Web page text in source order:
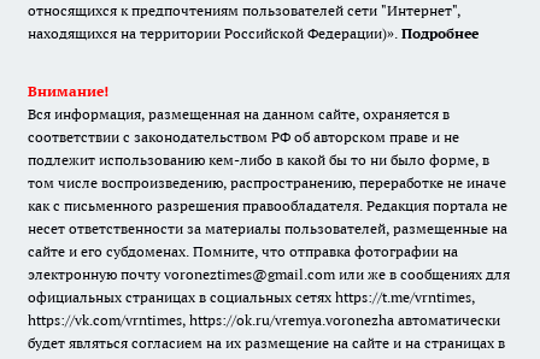
относящихся к предпочтениям пользователей сети "Интернет",
находящихся на территории Российской Федерации)». Подробнее
Внимание!
Вся информация, размещенная на данном сайте, охраняется в
соответствии с законодательством РФ об авторском праве и не
подлежит использованию кем-либо в какой бы то ни было форме, в
том числе воспроизведению, распространению, переработке не иначе
как с письменного разрешения правообладателя. Редакция портала не
несет ответственности за материалы пользователей, размещенные на
сайте и его субдоменах. Помните, что отправка фотографии на
электронную почту voroneztimes@gmail.com или же в сообщениях для
официальных страницах в социальных сетях https://t.me/vrntimes,
https://vk.com/vrntimes, https://ok.ru/vremya.voronezha автоматически
будет являться согласием на их размещение на сайте и на страницах в